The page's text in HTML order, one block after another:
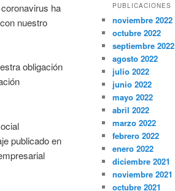
ha
nuestro
obligación
publicado en
PUBLICACIONES
noviembre 2022
octubre 2022
septiembre 2022
agosto 2022
julio 2022
junio 2022
mayo 2022
abril 2022
marzo 2022
febrero 2022
enero 2022
diciembre 2021
noviembre 2021
octubre 2021